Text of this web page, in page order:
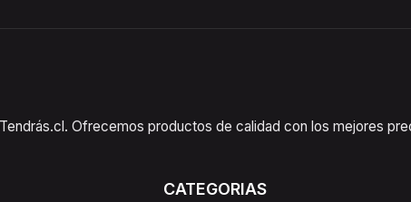
Ofrecemos productos de calidad con los mejores
CATEGORIAS